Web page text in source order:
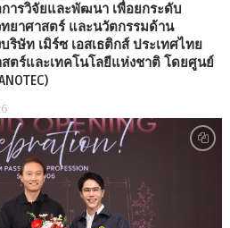
ารวิจัยและพัฒนา เพื่อยกระดับ
ยาศาสตร์ และนวัตกรรมด้าน
ริษัท เมิร์ซ เอสเธติกส์ ประเทศไทย
ตร์และเทคโนโลยีแห่งชาติ โดยศูนย์